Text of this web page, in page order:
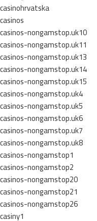
casinohrvatska
casinos
casinos-nongamstop.uk10
casinos-nongamstop.uk11
casinos-nongamstop.uk13
casinos-nongamstop.uk14
casinos-nongamstop.uk15
casinos-nongamstop.uk4
casinos-nongamstop.uk5
casinos-nongamstop.uk6
casinos-nongamstop.uk7
casinos-nongamstop.uk8
casinos-nongamstop1
casinos-nongamstop2
casinos-nongamstop20
casinos-nongamstop21
casinos-nongamstop26
casiny1